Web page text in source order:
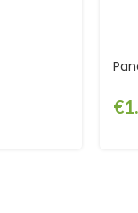
€